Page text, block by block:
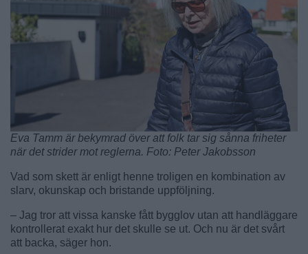
Eva Tamm är bekymrad över att folk tar sig sånna friheter
när det strider mot reglerna. Foto: Peter Jakobsson
Vad som skett är enligt henne troligen en kombination av
slarv, okunskap och bristande uppföljning.
– Jag tror att vissa kanske fått bygglov utan att handläggare
kontrollerat exakt hur det skulle se ut. Och nu är det svårt
att backa, säger hon.